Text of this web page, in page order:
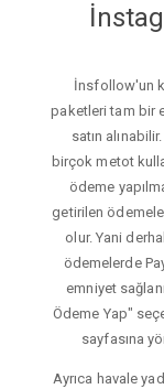
İnsfollow'un
paketleri tam bir
satın
birçok metot
ödeme
getirilen
olur. Yani
ödemelerde
emniyet
Ödeme Yap"
sayfasına
Ayrıca havale